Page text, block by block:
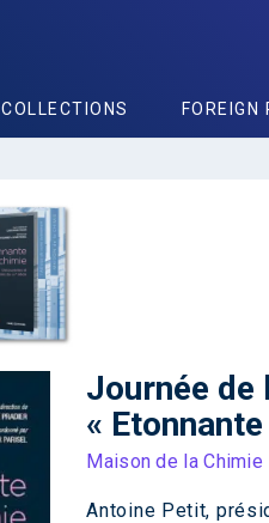
COLLECTIONS FOREIGN
Journée de
«
Maison de la Chimie
Antoine Petit,